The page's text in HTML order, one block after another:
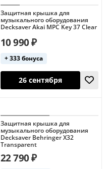
26 сентября
Защитная крышка для
музыкального оборудования
Decksaver Akai MPC Key 37 Clear
10 990 ₽
+ 333 бонуса
Защитная крышка для
музыкального оборудования
Decksaver Behringer X32
Transparent
22 790 ₽